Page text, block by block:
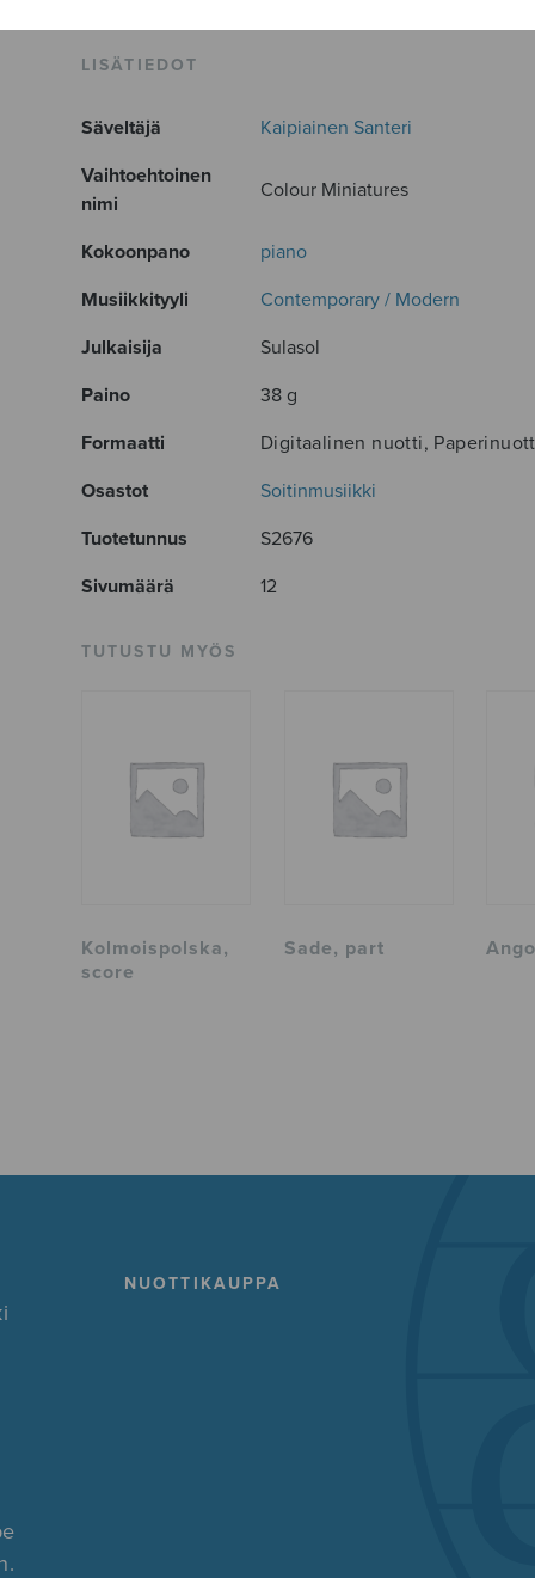
LISÄTIEDOT
Säveltäjä
Kaipiainen Santeri
Vaihtoehtoinen
nimi
Colour Miniatures
Kokoonpano
piano
Musiikkityyli
Contemporary / Modern
Julkaisija
Sulasol
Paino
38 g
Formaatti
Digitaalinen nuotti,
Osastot
Soitinmusiikki
Tuotetunnus
S2676
Sivumäärä
12
TUTUSTU MYÖS
Kolmoispolska,
score
Sade, part
NUOTTIKAUPPA